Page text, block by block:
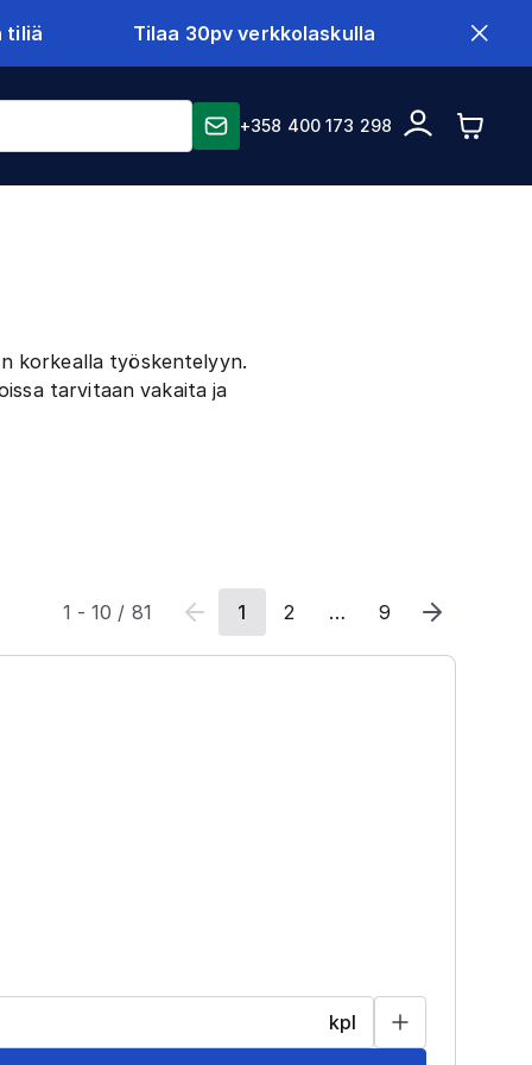
tiliä Tilaa 30pv verkkolaskulla
+358 400 173 298
korkealla työskentelyyn.
tarvitaan vakaita ja
1 -10 / 81 1 2 … 9
kpl